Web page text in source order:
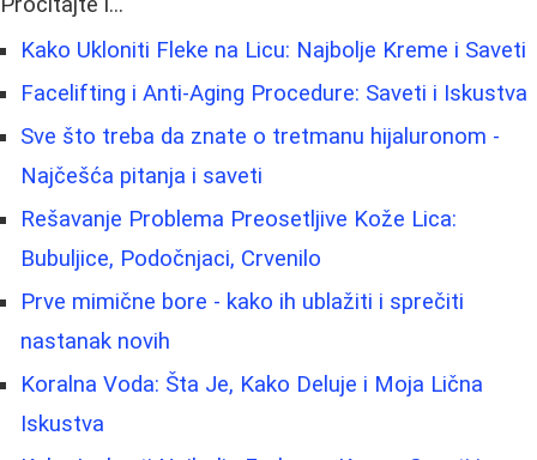
Kako Ukloniti Fleke na Licu: Najbolje Kreme i Saveti
Facelifting i Anti-Aging Procedure: Saveti i Iskustva
Sve što treba da znate o tretmanu hijaluronom -
Najčešća pitanja i saveti
Rešavanje Problema Preosetljive Kože Lica:
Bubuljice, Podočnjaci, Crvenilo
Prve mimične bore - kako ih ublažiti i sprečiti
nastanak novih
Koralna Voda: Šta Je, Kako Deluje i Moja Lična
Iskustva